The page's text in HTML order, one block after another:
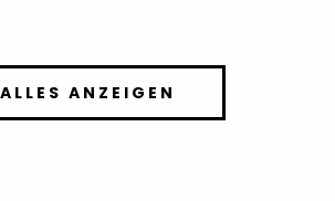
ALLES ANZEIGEN